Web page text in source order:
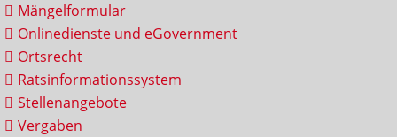
Mängelformular
Onlinedienste und eGovernment
Ortsrecht
Ratsinformationssystem
Stellenangebote
Vergaben